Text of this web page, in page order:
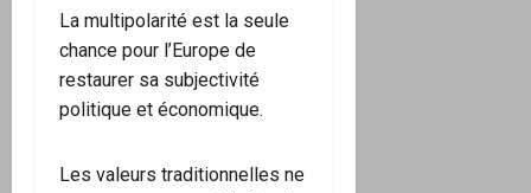
La multipolarité est la seule
chance pour l’Europe de
restaurer sa subjectivité
politique et économique.
Les valeurs traditionnelles ne